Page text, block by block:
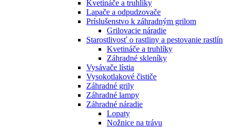
Kvetináče a truhlíky
Lapače a odpudzovače
Príslušenstvo k záhradným grilom
Grilovacie náradie
Starostlivosť o rastliny a pestovanie rastlín
Kvetináče a truhlíky
Záhradné skleníky
Vysávače lístia
Vysokotlakové čističe
Záhradné grily
Záhradné lampy
Záhradné náradie
Lopaty
Nožnice na trávu